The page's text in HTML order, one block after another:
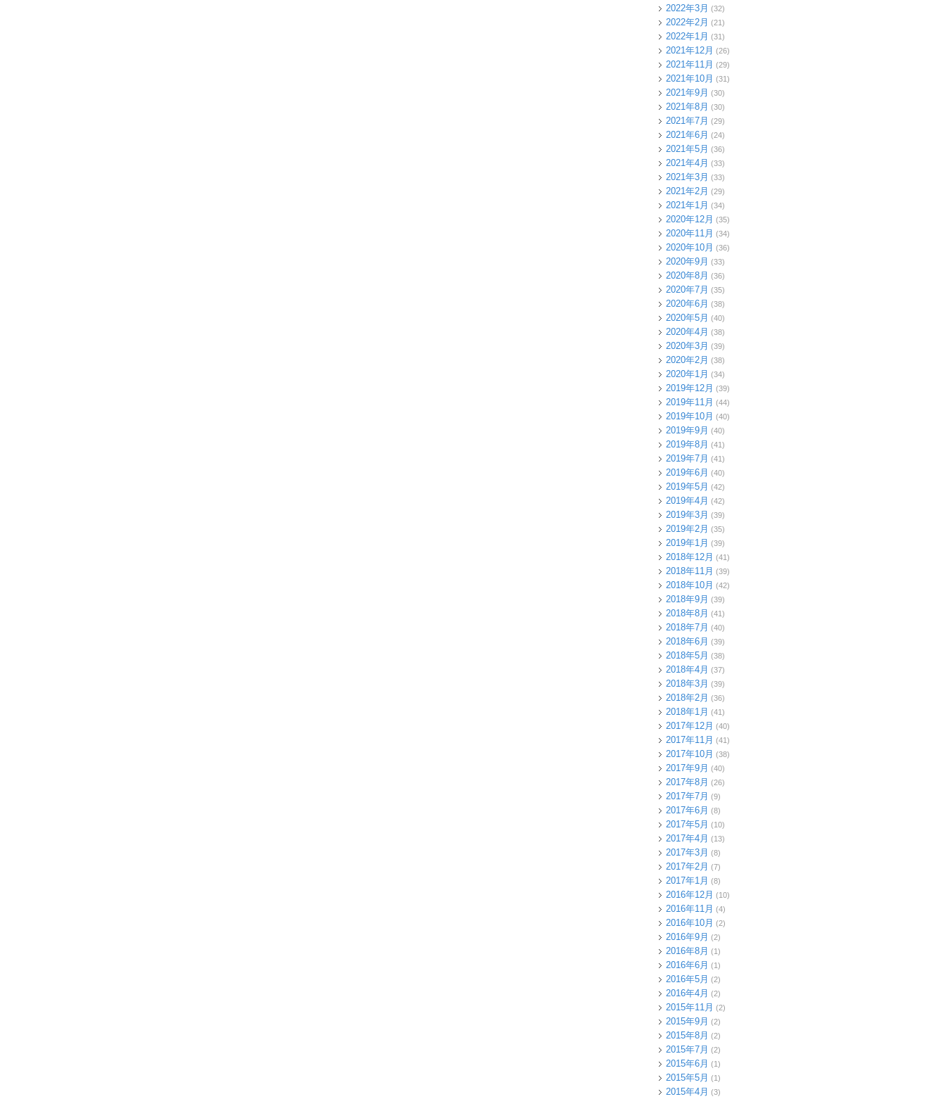
2022年3月 (32)
2022年2月 (21)
2022年1月 (31)
2021年12月 (26)
2021年11月 (29)
2021年10月 (31)
2021年9月 (30)
2021年8月 (30)
2021年7月 (29)
2021年6月 (24)
2021年5月 (36)
2021年4月 (33)
2021年3月 (33)
2021年2月 (29)
2021年1月 (34)
2020年12月 (35)
2020年11月 (34)
2020年10月 (36)
2020年9月 (33)
2020年8月 (36)
2020年7月 (35)
2020年6月 (38)
2020年5月 (40)
2020年4月 (38)
2020年3月 (39)
2020年2月 (38)
2020年1月 (34)
2019年12月 (39)
2019年11月 (44)
2019年10月 (40)
2019年9月 (40)
2019年8月 (41)
2019年7月 (41)
2019年6月 (40)
2019年5月 (42)
2019年4月 (42)
2019年3月 (39)
2019年2月 (35)
2019年1月 (39)
2018年12月 (41)
2018年11月 (39)
2018年10月 (42)
2018年9月 (39)
2018年8月 (41)
2018年7月 (40)
2018年6月 (39)
2018年5月 (38)
2018年4月 (37)
2018年3月 (39)
2018年2月 (36)
2018年1月 (41)
2017年12月 (40)
2017年11月 (41)
2017年10月 (38)
2017年9月 (40)
2017年8月 (26)
2017年7月 (9)
2017年6月 (8)
2017年5月 (10)
2017年4月 (13)
2017年3月 (8)
2017年2月 (7)
2017年1月 (8)
2016年12月 (10)
2016年11月 (4)
2016年10月 (2)
2016年9月 (2)
2016年8月 (1)
2016年6月 (1)
2016年5月 (2)
2016年4月 (2)
2015年11月 (2)
2015年9月 (2)
2015年8月 (2)
2015年7月 (2)
2015年6月 (1)
2015年5月 (1)
2015年4月 (3)